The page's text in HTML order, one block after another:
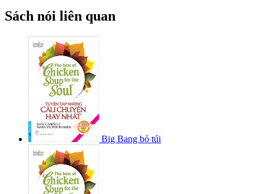
Sách nói liên quan
Big Bang bỏ túi